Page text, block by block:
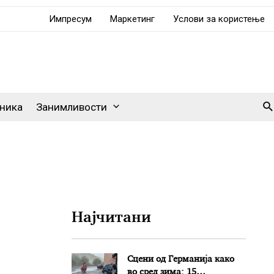
Импресум Маркетинг Услови за користење
Занимливости
Најчитани
Сцени од Германија како
во сред зима: 15